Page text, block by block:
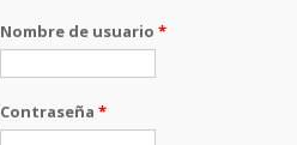
Nombre de usuario *
Contraseña *